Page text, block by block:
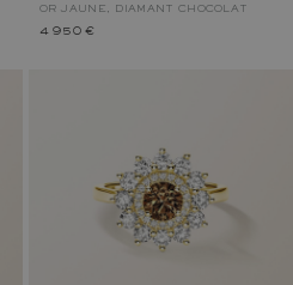
OR JAUNE, DIAMANT CHOCOLAT
4 950 €